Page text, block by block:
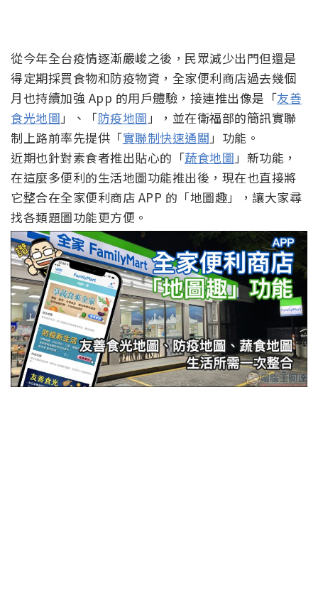
從今年全台疫情逐漸嚴峻之後，民眾減少出門但還是
得定期採買食物和防疫物資，全家便利商店過去幾個
月也持續加強 App 的用戶體驗，接連推出像是「友善
食光地圖」、「防疫地圖」，並在衛福部的簡訊實聯
制上路前率先提供「實聯制快速通關」功能。
近期也針對素食者推出貼心的「蔬食地圖」新功能，
在這麼多便利的生活地圖功能推出後，現在也直接將
它整合在全家便利商店 APP 的「地圖趣」，讓大家尋
找各類題圖功能更方便。